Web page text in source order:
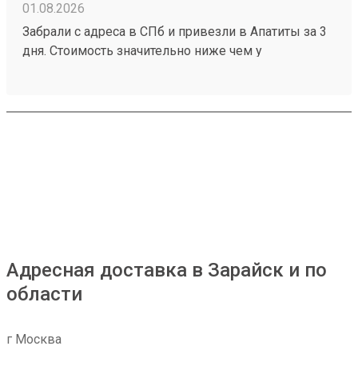
01.08.2026
Забрали с адреса в СПб и привезли в Апатиты за 3
дня. Стоимость значительно ниже чем у
компанией! Номер заказа 260691900.
Адресная доставка в Зарайск и по
области
г Москва